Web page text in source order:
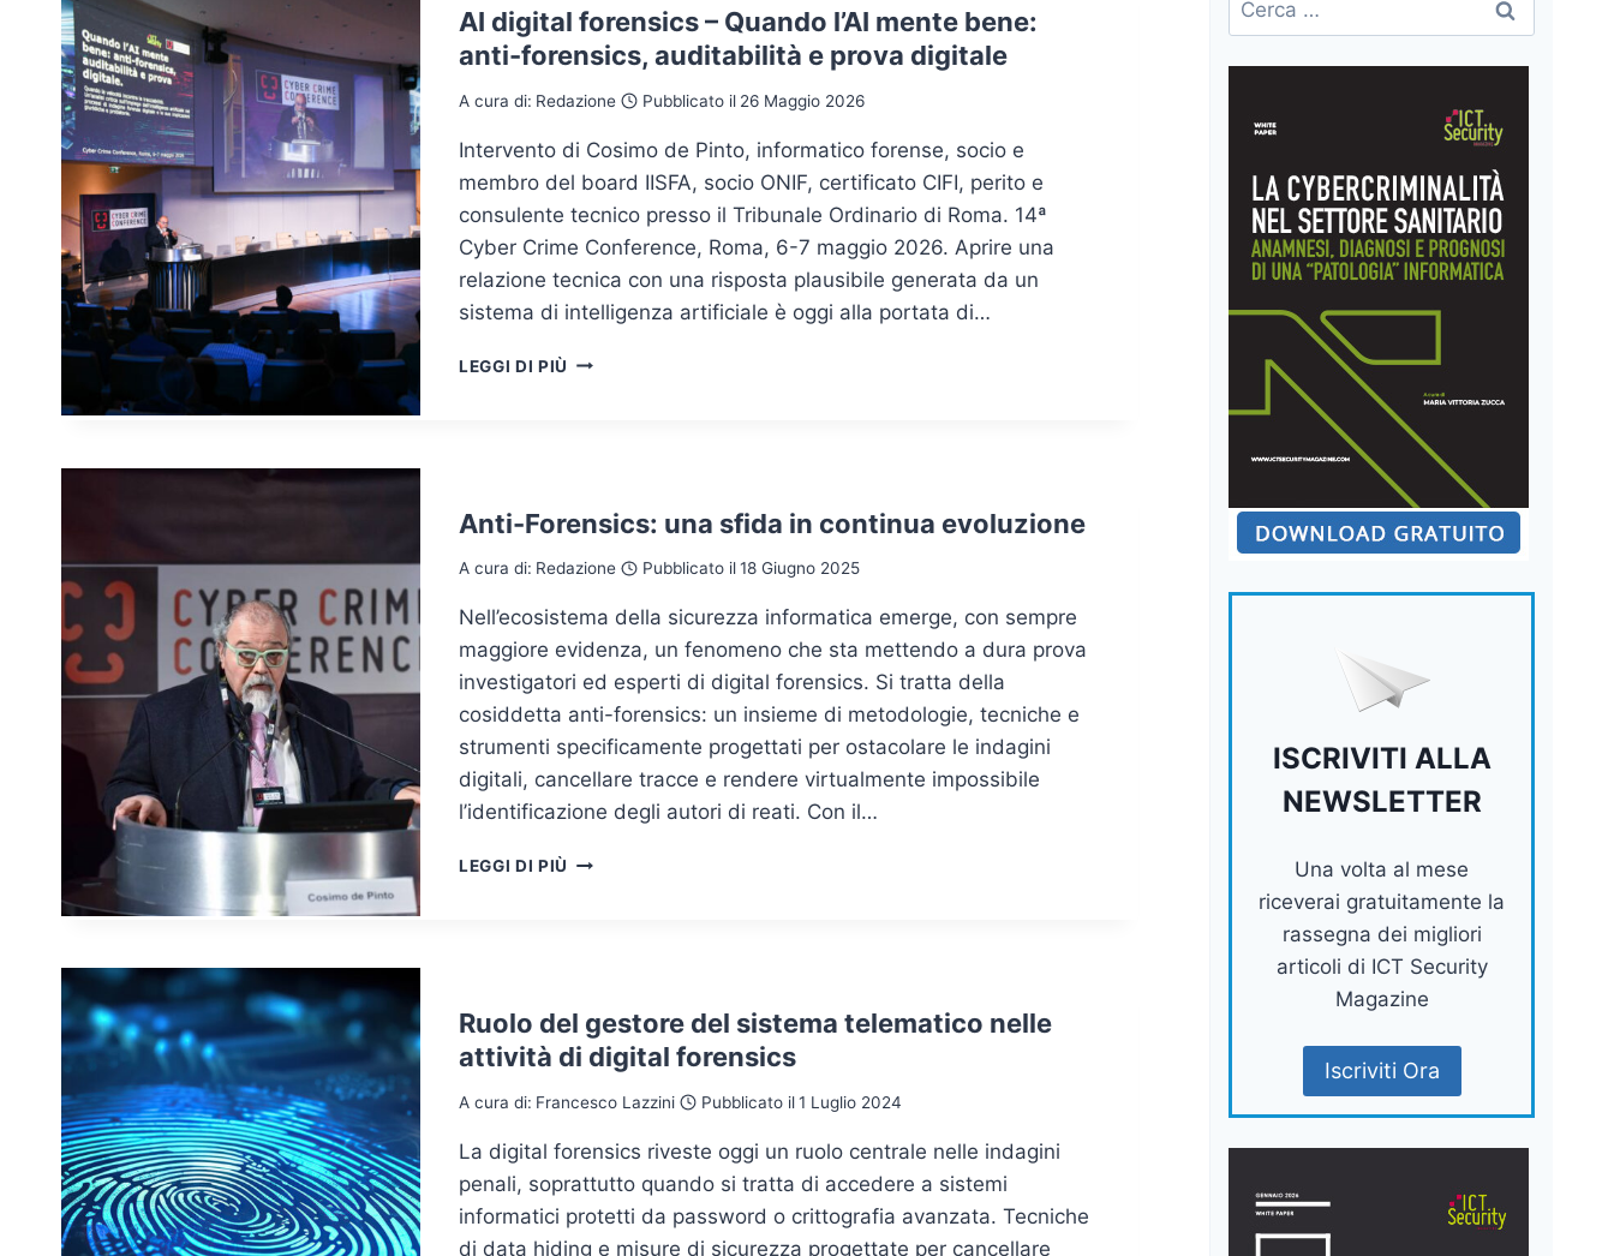
AI digital forensics – Quando l’AI mente bene:
anti-forensics, auditabilità e prova digitale
A cura di: Redazione Pubblicato il 26 Maggio 2026
Intervento di Cosimo de Pinto, informatico forense, socio e
membro del board IISFA, socio ONIF, certificato CIFI, perito e
consulente tecnico presso il Tribunale Ordinario di Roma. 14ª
Cyber Crime Conference, Roma, 6-7 maggio 2026. Aprire una
relazione tecnica con una risposta plausibile generata da un
sistema di intelligenza artificiale è oggi alla portata di…
LEGGI DI PIÙ AI
MENTE
BENE:
ANTI-
AUDITABILITÀ
PROVA
DIGITALE
Anti-Forensics: una sfida in continua evoluzione
A cura di: Redazione Pubblicato il18 Giugno 2025
Nell’ecosistema della sicurezza informatica emerge, con sempre
maggiore evidenza, un fenomeno che sta mettendo a dura prova
investigatori ed esperti di digital forensics. Si tratta della
cosiddetta anti-forensics: un insieme di metodologie, tecniche e
strumenti specificamente progettati per ostacolare le indagini
digitali, cancellare tracce e rendere virtualmente impossibile
l’identificazione degli autori di reati. Con il…
LEGGI DI PIÙ ANTI-
EVOLUZIONE
Ruolo del gestore del sistema telematico nelle
attività di digital forensics
A cura di: Francesco Lazzini Pubblicato il1 Luglio 2024
La digital forensics riveste oggi un ruolo centrale nelle indagini
penali, soprattutto quando si tratta di accedere a sistemi
informatici protetti da password o crittografia avanzata. Tecniche
di data hiding e misure di sicurezza progettate per cancellare
per:
ISCRIVITI ALLA
NEWSLETTER
Una volta al mese
riceverai gratuitamente la
rassegna dei migliori
articoli di ICT Security
Magazine
Iscriviti Ora